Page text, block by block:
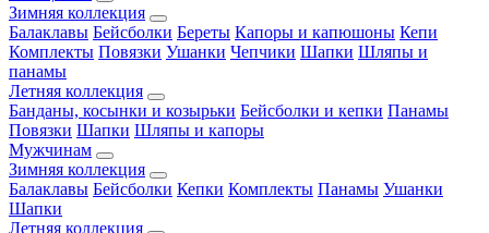
Зимняя коллекция
Балаклавы Бейсболки Береты Капоры и капюшоны Кепи
Комплекты Повязки Ушанки Чепчики Шапки Шляпы и
панамы
Летняя коллекция
Банданы, косынки и козырьки Бейсболки и кепки Панамы
Повязки Шапки Шляпы и капоры
Мужчинам
Зимняя коллекция
Балаклавы Бейсболки Кепки Комплекты Панамы Ушанки
Шапки
Летняя коллекция